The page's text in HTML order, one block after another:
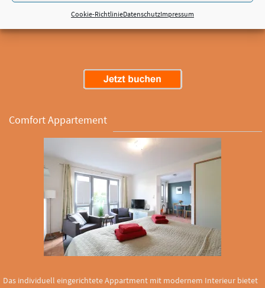
Cookie-RichtlinieDatenschutzImpressum
Standardappartement.
Comfort Appartement
Das individuell eingerichtete Appartment mit modernem Interieur bietet